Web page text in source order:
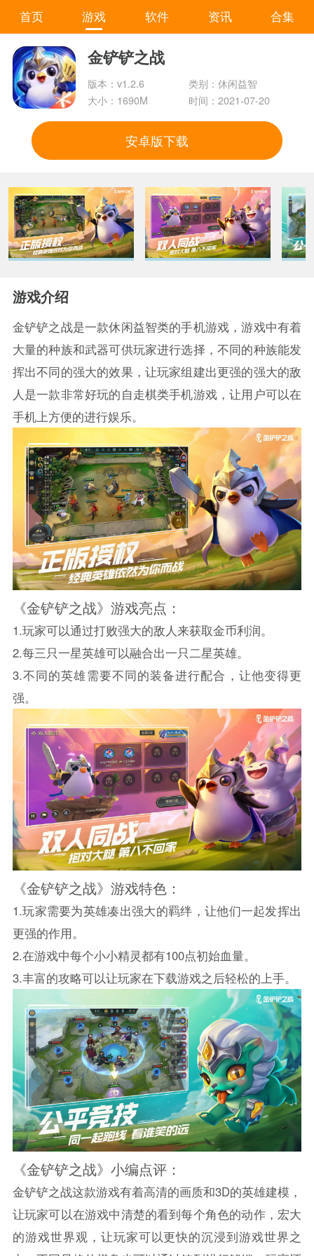
首页 游戏 软件 资讯 合集
金铲铲之战
版本：v1.2.6
类别：休闲益智
大小：1690M
时间：2021-07-20
安卓版下载
游戏介绍
金铲铲之战是一款休闲益智类的手机游戏，游戏中有着
大量的种族和武器可供玩家进行选择，不同的种族能发
挥出不同的强大的效果，让玩家组建出更强的强大的敌
人是一款非常好玩的自走棋类手机游戏，让用户可以在
手机上方便的进行娱乐。
《金铲铲之战》游戏亮点：
1.玩家可以通过打败强大的敌人来获取金币利润。
2.每三只一星英雄可以融合出一只二星英雄。
3.不同的英雄需要不同的装备进行配合，让他变得更
强。
《金铲铲之战》游戏特色：
1.玩家需要为英雄凑出强大的羁绊，让他们一起发挥出
更强的作用。
2.在游戏中每个小小精灵都有100点初始血量。
3.丰富的攻略可以让玩家在下载游戏之后轻松的上手。
《金铲铲之战》小编点评：
金铲铲之战这款游戏有着高清的画质和3D的英雄建模，
让玩家可以在游戏中清楚的看到每个角色的动作，宏大
的游戏世界观，让玩家可以更快的沉浸到游戏世界之